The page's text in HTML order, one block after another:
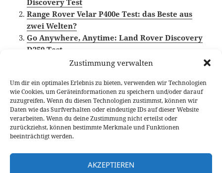
Zustimmung verwalten
Um dir ein optimales Erlebnis zu bieten, verwenden wir Technologien
wie Cookies, um Geräteinformationen zu speichern und/oder darauf
zuzugreifen. Wenn du diesen Technologien zustimmst, können wir
Daten wie das Surfverhalten oder eindeutige IDs auf dieser Website
verarbeiten. Wenn du deine Zustimmung nicht erteilst oder
zurückziehst, können bestimmte Merkmale und Funktionen
beeinträchtigt werden.
AKZEPTIEREN
Discovery Test
Range Rover Velar P400e Test: das Beste aus
zwei Welten?
Go Anywhere, Anytime: Land Rover Discovery
D250 Test
Veröffentlicht
am
7. September 2023 Autor
Larissa Rutkowski Kategorien
Fahrberichte
Schlagwörter
Land Rover Luxus Video Fahrbericht
Beitragsnavigation
VORHERIGER
Vorheriger
Beitrag:
Mazda CX-60 D 254 Test: der sparsame
Reihensechser